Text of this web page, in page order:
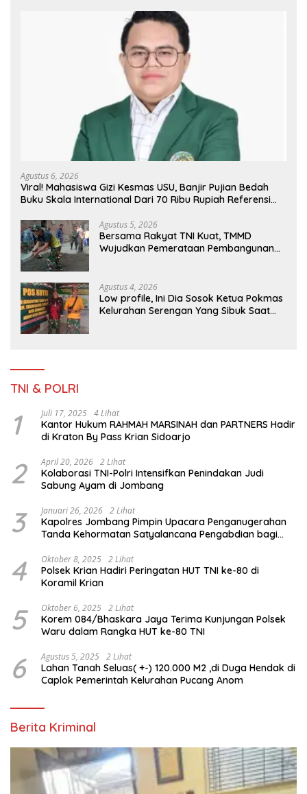
Agustus 6, 2026
Viral! Mahasiswa Gizi Kesmas USU, Banjir Pujian Bedah
Buku Skala International Dari 70 Ribu Rupiah Referensi
Agustus 5, 2026
Bersama Rakyat TNI Kuat, TMMD
Wujudkan Pemerataan Pembangunan
Agustus 4, 2026
Low profile, Ini Dia Sosok Ketua Pokmas
Kelurahan Serengan Yang Sibuk Saat
TNI & POLRI
1 Juli 17, 2025 4 Lihat
Kantor Hukum RAHMAH MARSINAH dan PARTNERS Hadir
di Kraton By Pass Krian Sidoarjo
2 April 20, 2026 2 Lihat
Kolaborasi TNI-Polri Intensifkan Penindakan Judi
Sabung Ayam di Jombang
3 Januari 26, 2026 2 Lihat
Kapolres Jombang Pimpin Upacara Penganugerahan
Tanda Kehormatan Satyalancana Pengabdian bagi
4 Oktober 8, 2025 2 Lihat
Polsek Krian Hadiri Peringatan HUT TNI ke-80 di
Koramil Krian
5 Oktober 6, 2025 2 Lihat
Korem 084/Bhaskara Jaya Terima Kunjungan Polsek
6 Agustus 5, 2025 2 Lihat
Lahan Tanah Seluas( +-) 120.000 M2 ,di Duga Hendak di
Caplok Pemerintah Kelurahan Pucang Anom
Berita Kriminal